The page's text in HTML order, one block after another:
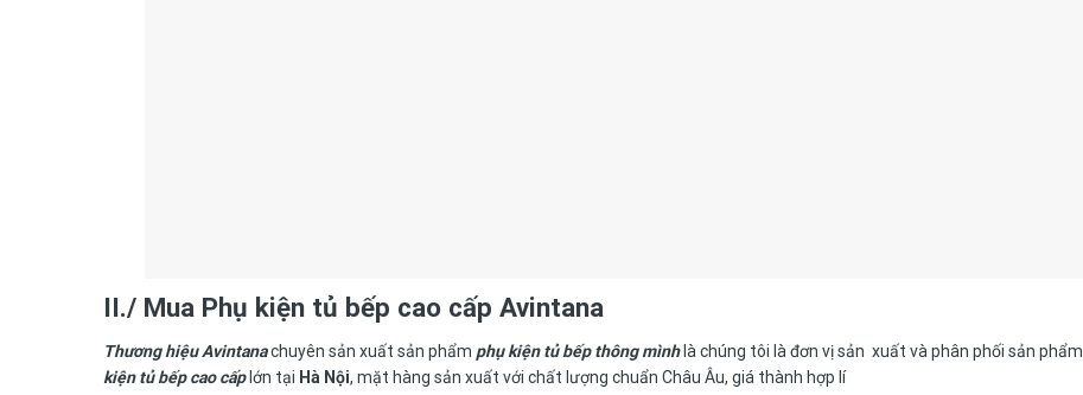
II./ Mua Phụ kiện tủ bếp cao cấp Avintana
Thương hiệu Avintanachuyên sản xuất sản phẩm phụ kiện tủ bếp thông mìnhlà chúng tôi là đơn vị sản xuất và phân phối sản phẩm
kiện tủ bếp cao cấplớn tại Hà Nội, mặt hàng sản xuất với chất lượng chuẩn Châu Âu, giá thành hợp lí